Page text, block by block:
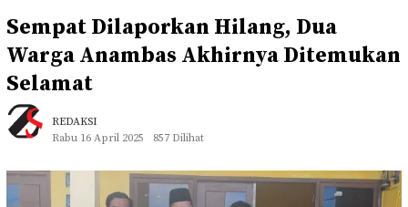
Sempat Dilaporkan Hilang, Dua
Warga Anambas Akhirnya Ditemukan
Selamat
REDAKSI
Rabu 16 April 2025
857 Dilihat